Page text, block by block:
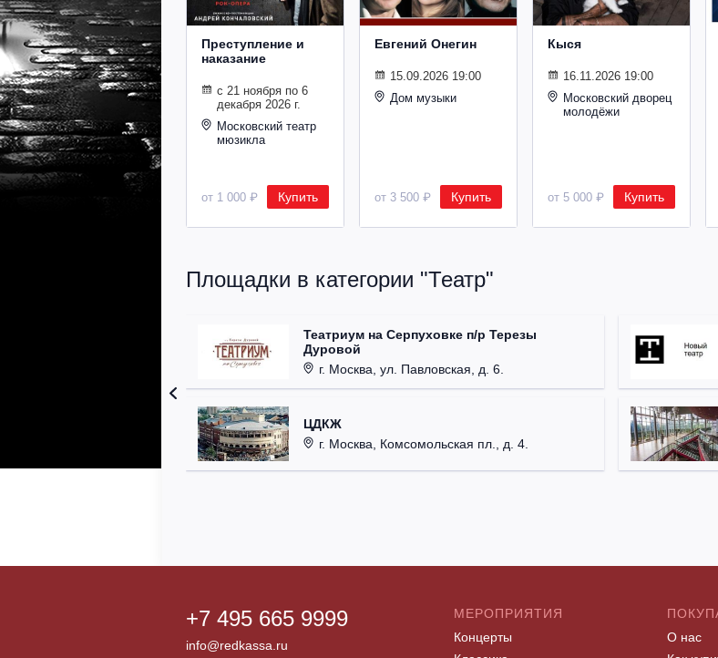
Преступление и
наказание
с 21 ноября по 6
декабря 2026 г.
Московский театр
мюзикла
от 1 000 ₽ Купить
Евгений Онегин
15.09.2026 19:00
Дом музыки
от 3 500 ₽ Купить
Кыся
16.11.2026 19:00
Московский дворец
молодёжи
от 5 000 ₽ Купить
Площадки в категории "Театр"
Театриум на Серпуховке п/р Терезы
Дуровой
г. Москва, ул. Павловская, д. 6.
ЦДКЖ
г. Москва, Комсомольская пл., д. 4.
+7 495 665 9999
info@redkassa.ru
МЕРОПРИЯТИЯ
Концерты
О нас